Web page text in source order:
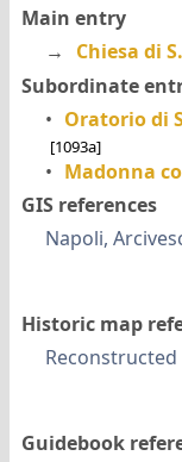
Main entry
→
Chiesa di
Subordinate
• Oratorio di
[1093a]
• Madonna
GIS references
Napoli,
Historic map
Guidebook